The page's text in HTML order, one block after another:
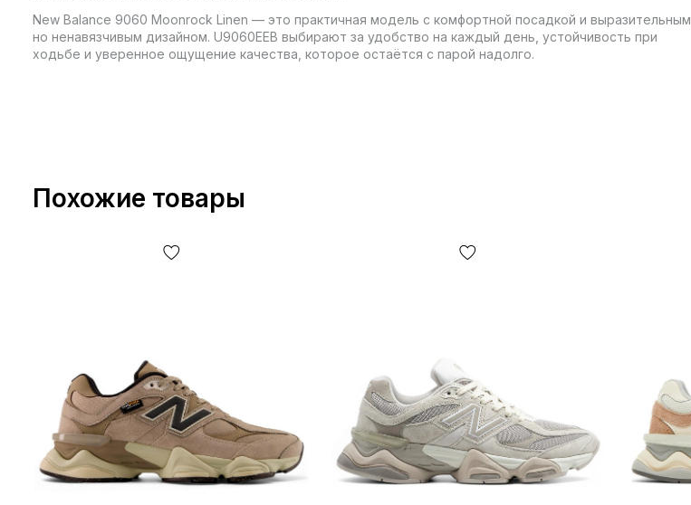
New Balance 9060 Moonrock Linen — это практичная модель с комфортной посадкой и выразительным,
но ненавязчивым дизайном. U9060EEB выбирают за удобство на каждый день, устойчивость при
ходьбе и уверенное ощущение качества, которое остаётся с парой надолго.
Похожие товары